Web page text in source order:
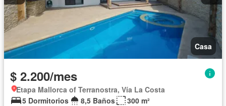
Casa
$ 2.200/mes
Etapa Mallorca of Terranostra, Vía La Costa
5 Dormitorios
8,5 Baños
300 m²